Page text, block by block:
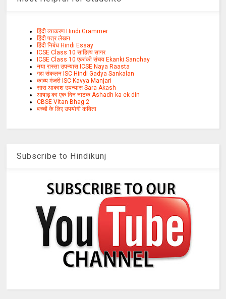
हिंदी व्याकरण Hindi Grammer
हिंदी पत्र लेखन
हिंदी निबंध Hindi Essay
ICSE Class 10 साहित्य सागर
ICSE Class 10 एकांकी संचय Ekanki Sanchay
नया रास्ता उपन्यास ICSE Naya Raasta
गद्य संकलन ISC Hindi Gadya Sankalan
काव्य मंजरी ISC Kavya Manjari
सारा आकाश उपन्यास Sara Akash
आषाढ़ का एक दिन नाटक Ashadh ka ek din
CBSE Vitan Bhag 2
बच्चों के लिए उपयोगी कविता
Subscribe to Hindikunj